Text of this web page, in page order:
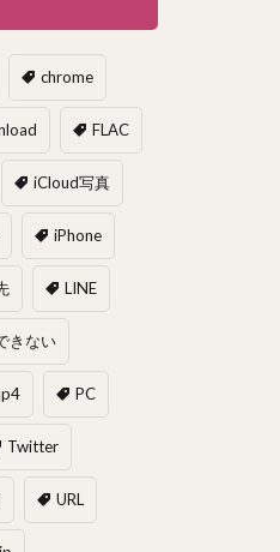
chrome
FLAC
iCloud写真
iPhone
LINE
きない
PC
Twitter
URL